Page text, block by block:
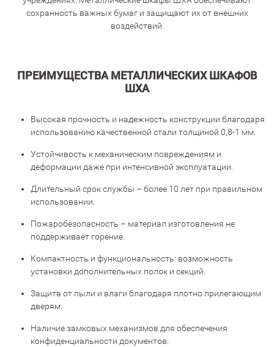
сохранность важных бумаг и защищают их от внешних
воздействий.
ПРЕИМУЩЕСТВА МЕТАЛЛИЧЕСКИХ ШКАФОВ
ШХА
Высокая прочность и надежность конструкции благодаря
использованию качественной стали толщиной 0,8-1 мм.
Устойчивость к механическим повреждениям и
деформации даже при интенсивной эксплуатации.
Длительный срок службы – более 10 лет при правильном
использовании.
Пожаробезопасность – материал изготовления не
поддерживает горение.
Компактность и функциональность: возможность
установки дополнительных полок и секций.
Защита от пыли и влаги благодаря плотно прилегающим
дверям.
Наличие замковых механизмов для обеспечения
конфиденциальности документов.